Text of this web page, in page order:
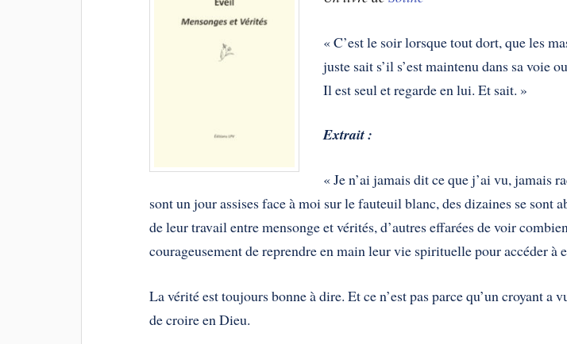
« C’est le soir lorsque tout dort, que les
juste sait s’il s’est maintenu dans sa voie
Il est seul et regarde en lui. Et sait. »
Extrait :
« Je n’ai jamais dit ce que j’ai vu, jamais
sont un jour assises face à moi sur le fauteuil blanc, des dizaines se sont
de leur travail entre mensonge et vérités, d’autres effarées de voir
courageusement de reprendre en main leur vie spirituelle pour accéder à
La vérité est toujours bonne à dire. Et ce n’est pas parce qu’un croyant a
de croire en Dieu.